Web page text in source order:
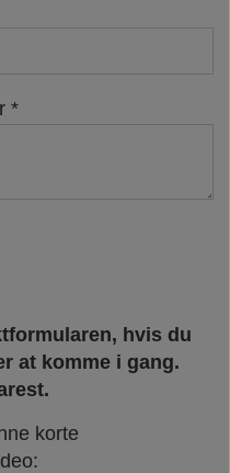
*
hvis du
at komme i gang.
korte